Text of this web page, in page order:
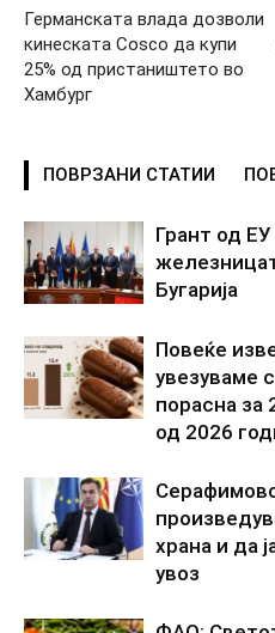
Германската влада дозволи
кинеската Cosco да купи
25% од пристаништето во
Хамбург
ПОВРЗАНИ СТАТИИ
Грант од
Бугарија
Повеќе
увезуваме
порасна за
од 2026
храна и да
увоз